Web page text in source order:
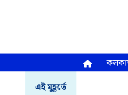
এই মুহূর্তে